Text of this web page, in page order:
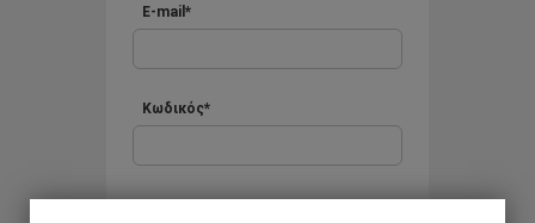
E-mail*
Κωδικός*